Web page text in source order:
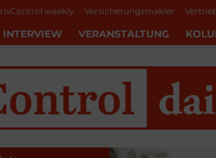
risControl weekly Versicherungsmakler
INTERVIEW VERANSTALTUNG